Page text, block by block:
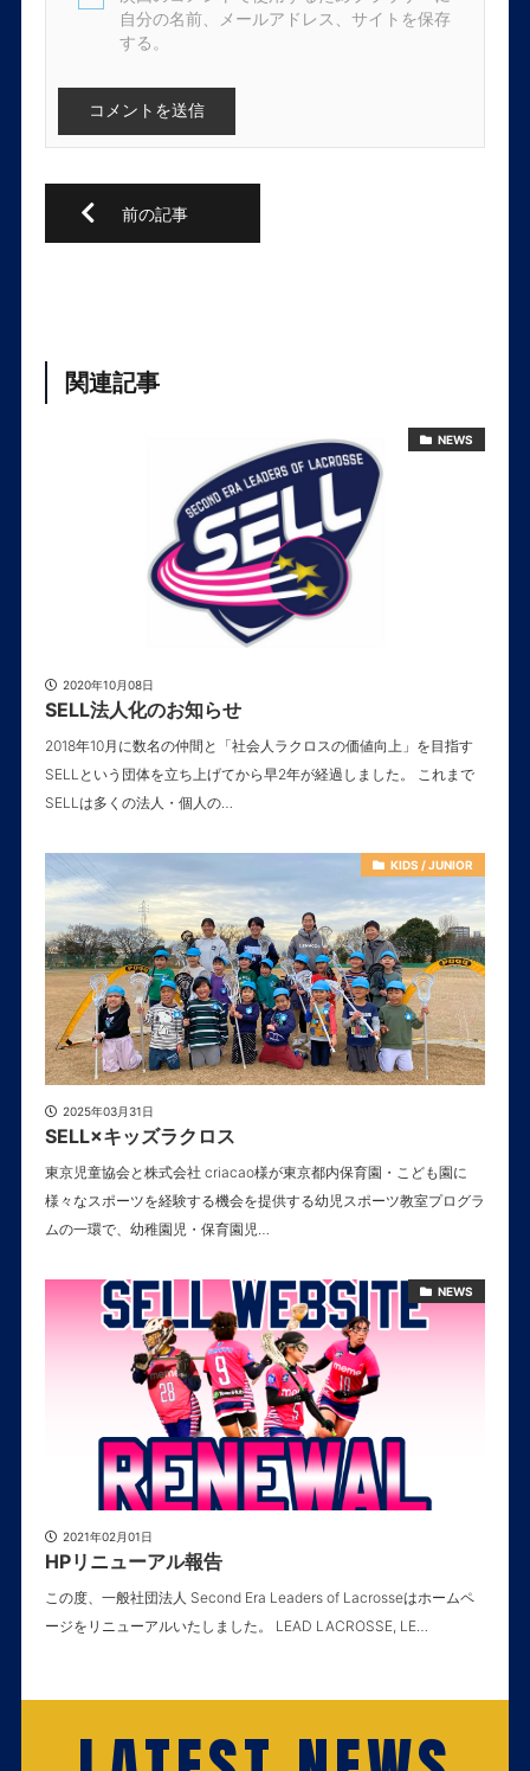
自分の名前、メールアドレス、サイトを保存
する。
関連記事
NEWS
2020年10月08日
SELL法人化のお知らせ
2018年10月に数名の仲間と「社会人ラクロスの価値向上」を目指す
SELLという団体を立ち上げてから早2年が経過しました。 これまで
SELLは多くの法人・個人の…
KIDS / JUNIOR
2025年03月31日
SELL×キッズラクロス
東京児童協会と株式会社 criacao様が東京都内保育園・こども園に
様々なスポーツを経験する機会を提供する幼児スポーツ教室プログラ
ムの一環で、幼稚園児・保育園児…
NEWS
2021年02月01日
HPリニューアル報告
この度、一般社団法人 Second Era Leaders of Lacrosseはホームペ
ージをリニューアルいたしました。 LEAD LACROSSE, LE…